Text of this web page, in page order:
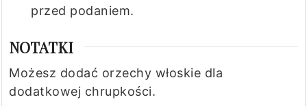
przed podaniem.
NOTATKI
Możesz dodać orzechy włoskie dla
dodatkowej chrupkości.